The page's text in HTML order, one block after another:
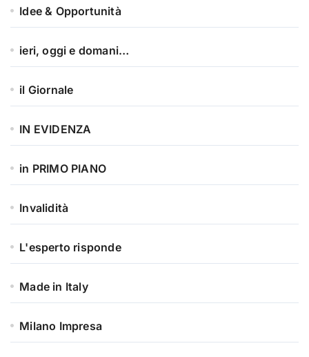
Idee & Opportunità
ieri, oggi e domani…
il Giornale
IN EVIDENZA
in PRIMO PIANO
Invalidità
L'esperto risponde
Made in Italy
Milano Impresa